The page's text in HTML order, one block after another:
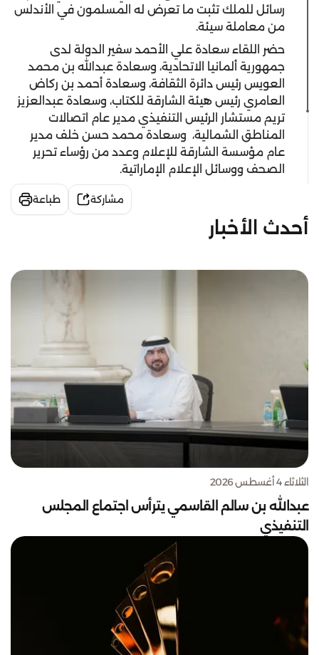
رسائل للملك تثبت ما تعرض له المسلمون في الأندلس
من معاملة سيئة.
حضر اللقاء سعادة علي الأحمد سفير الدولة لدى
جمهورية ألمانيا الاتحادية، وسعادة عبدالله بن محمد
العويس رئيس دائرة الثقافة، وسعادة أحمد بن ركاض
العامري رئيس هيئة الشارقة للكتاب، وسعادة عبدالعزيز
تريم مستشار الرئيس التنفيذي مدير عام اتصالات
المناطق الشمالية، وسعادة محمد حسن خلف مدير
عام مؤسسة الشارقة للإعلام وعدد من رؤساء تحرير
الصحف ووسائل الإعلام الإماراتية.
مشاركة طباعة
أحدث الأخبار
الثلاثاء 4 أغسطس 2026
عبدالله بن سالم القاسمي يترأس اجتماع المجلس
التنفيذي